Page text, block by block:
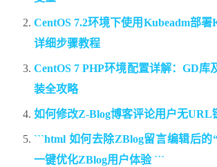
CentOS 7.2环境下使用Kubeadm部署
详细步骤教程
CentOS 7 PHP环境配置详解：GD库
装全攻略
如何修改Z-Blog博客评论用户无URL
```html 如何去除ZBlog留言编辑后的
一键优化ZBlog用户体验 ```